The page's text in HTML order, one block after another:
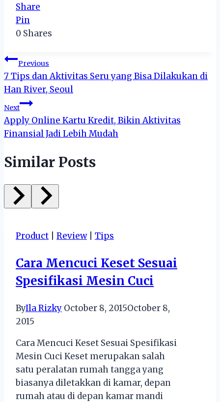
Share
Pin
0 Shares
Post
navigation
Previous
7 Tips dan Aktivitas Seru yang Bisa Dilakukan di
Han River, Seoul
Next
Apply Online Kartu Kredit, Bikin Aktivitas
Finansial Jadi Lebih Mudah
Similar Posts
Product Review| Tips
Cara Mencuci Keset Sesuai
Spesifikasi Mesin Cuci
ByIla Rizky October 8, 2015October 8,
2015
Cara Mencuci Keset Sesuai Spesifikasi
Mesin Cuci Keset merupakan salah
satu peralatan rumah tangga yang
biasanya diletakkan di kamar, depan
rumah atau di depan kamar mandi